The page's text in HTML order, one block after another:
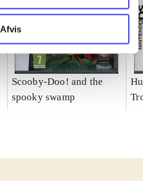
Afvis
Scooby-Doo! and the
spooky swamp